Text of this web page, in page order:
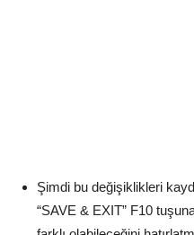
Şimdi bu değişiklikleri
“SAVE & EXIT” F10